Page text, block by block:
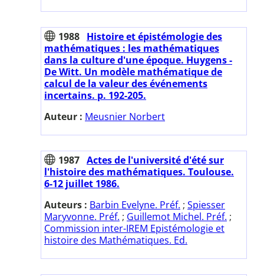
1988 Histoire et épistémologie des
mathématiques : les mathématiques
dans la culture d'une époque. Huygens -
De Witt. Un modèle mathématique de
calcul de la valeur des événements
incertains. p. 192-205.
Auteur : Meusnier Norbert
1987 Actes de l'université d'été sur
l'histoire des mathématiques. Toulouse.
6-12 juillet 1986.
Auteurs : Barbin Evelyne. Préf. ; Spiesser
Maryvonne. Préf. ; Guillemot Michel. Préf. ;
Commission inter-IREM Epistémologie et
histoire des Mathématiques. Ed.